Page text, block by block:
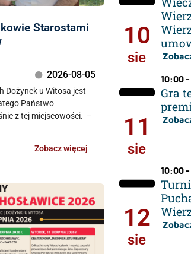
Starostami
2026-08-05
Dożynek u Witosa jest
Państwo
z tej miejscowości. –
Zobacz więcej
10
sie
11
sie
10:00
Gra
12
sie
10:00